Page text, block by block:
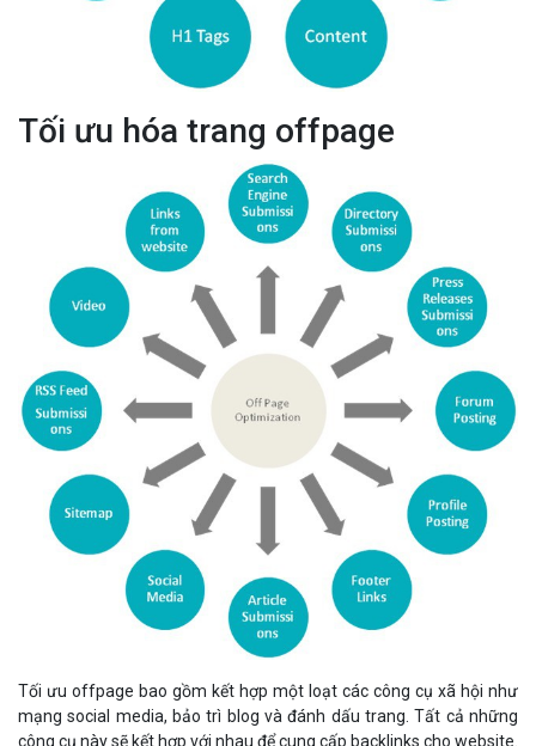
Tối ưu hóa trang offpage
Tối ưu offpage bao gồm kết hợp một loạt các công cụ xã hội như
mạng social media, bảo trì blog và đánh dấu trang. Tất cả những
công cụ này sẽ kết hợp với nhau để cung cấp backlinks cho website.